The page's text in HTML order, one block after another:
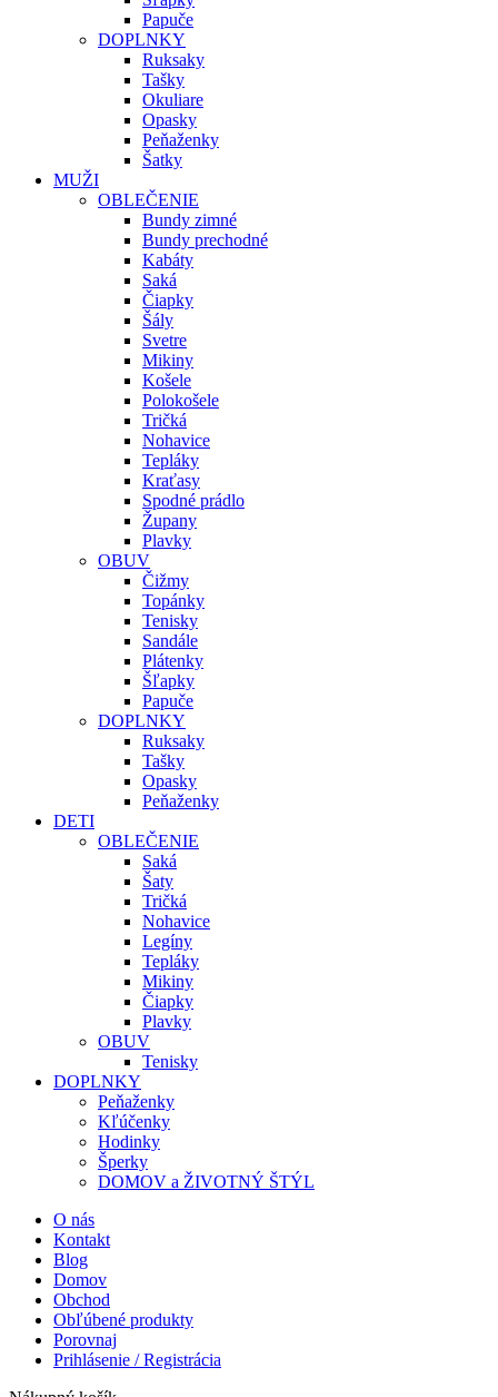
Papuče
DOPLNKY
Ruksaky
Tašky
Okuliare
Opasky
Peňaženky
Šatky
MUŽI
OBLEČENIE
Bundy zimné
Bundy prechodné
Kabáty
Saká
Čiapky
Šály
Svetre
Mikiny
Košele
Polokošele
Tričká
Nohavice
Tepláky
Kraťasy
Spodné prádlo
Župany
Plavky
OBUV
Čižmy
Topánky
Tenisky
Sandále
Plátenky
Šľapky
Papuče
DOPLNKY
Ruksaky
Tašky
Opasky
Peňaženky
DETI
OBLEČENIE
Saká
Šaty
Tričká
Nohavice
Legíny
Tepláky
Mikiny
Čiapky
Plavky
OBUV
Tenisky
DOPLNKY
Peňaženky
Kľúčenky
Hodinky
Šperky
DOMOV a ŽIVOTNÝ ŠTÝL
O nás
Kontakt
Blog
Domov
Obchod
Obľúbené produkty
Porovnaj
Prihlásenie / Registrácia